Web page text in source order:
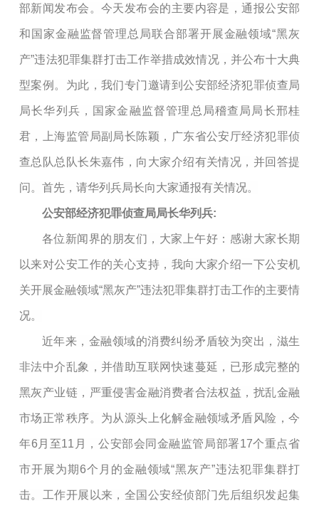
部新闻发布会。今天发布会的主要内容是，通报公安部
和国家金融监督管理总局联合部署开展金融领域“黑灰
产”违法犯罪集群打击工作举措成效情况，并公布十大典
型案例。为此，我们专门邀请到公安部经济犯罪侦查局
局长华列兵，国家金融监督管理总局稽查局局长邢桂
君，上海监管局副局长陈颖，广东省公安厅经济犯罪侦
查总队总队长朱嘉伟，向大家介绍有关情况，并回答提
问。首先，请华列兵局长向大家通报有关情况。
公安部经济犯罪侦查局局长华列兵:
各位新闻界的朋友们，大家上午好：感谢大家长期
以来对公安工作的关心支持，我向大家介绍一下公安机
关开展金融领域“黑灰产”违法犯罪集群打击工作的主要情
况。
近年来，金融领域的消费纠纷矛盾较为突出，滋生
非法中介乱象，并借助互联网快速蔓延，已形成完整的
黑灰产业链，严重侵害金融消费者合法权益，扰乱金融
市场正常秩序。为从源头上化解金融领域矛盾风险，今
年6月至11月，公安部会同金融监管局部署17个重点省
市开展为期6个月的金融领域“黑灰产”违法犯罪集群打
击。工作开展以来，全国公安经侦部门先后组织发起集